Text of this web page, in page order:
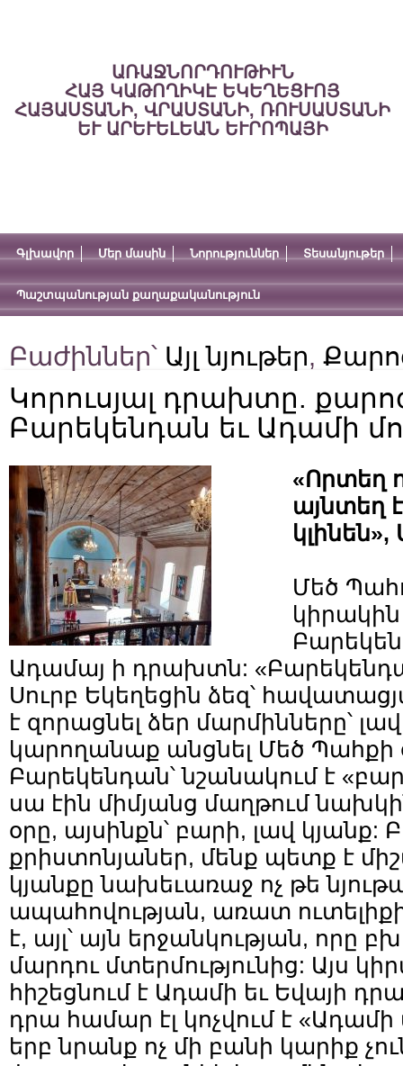
ԱՌԱՋՆՈՐԴՈՒԹԻՒՆ
ՀԱՅ ԿԱԹՈՂԻԿԷ ԵԿԵՂԵՑՒՈՅ
ՀԱՅԱՍՏԱՆԻ, ՎՐԱՍՏԱՆԻ, ՌՈՒՍԱՍՏԱՆԻ
ԵՒ ԱՐԵՒԵԼԵԱՆ ԵՒՐՈՊԱՅԻ
Գլխավոր Մեր մասին Նորություններ Տեսանյութեր
Պաշտպանության քաղաքականություն
Բաժիններ՝ Այլ նյութեր,
Կորուսյալ դրախտը.
Բարեկենդան եւ Ադամի
«Որտեղ
այնտեղ
կլինեն»,
Մեծ
կիրակին
Ադամայ ի դրախտն:
Սուրբ Եկեղեցին ձեզ՝
է զորացնել ձեր մարմինները՝
կարողանաք անցնել Մեծ Պահքի
Բարեկենդան՝ նշանակում է
սա էին միմյանց մաղթում
օրը, այսինքն՝ բարի, լավ կյանք:
քրիստոնյաներ, մենք պետք է
կյանքը նախեւառաջ ոչ թե
ապահովության, առատ
է, այլ՝ այն երջանկության, որը
մարդու մտերմությունից: Այս
հիշեցնում է Ադամի եւ Եվայի
դրա համար էլ կոչվում է
երբ նրանք ոչ մի բանի կարիք